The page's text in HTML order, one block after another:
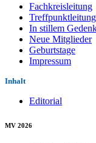
Fachkreisleitung
Treffpunktleitung
In stillem
Neue Mitglieder
Geburtstage
Impressum
Inhalt
Editorial
MV 2026